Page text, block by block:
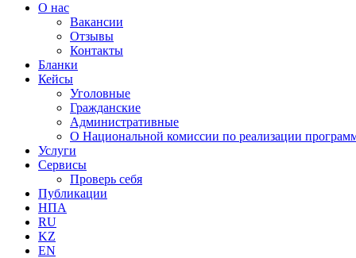
О нас
Вакансии
Отзывы
Контакты
Бланки
Кейсы
Уголовные
Гражданские
Административные
О Национальной комиссии по реализации
Услуги
Сервисы
Проверь себя
Публикации
НПА
RU
KZ
EN